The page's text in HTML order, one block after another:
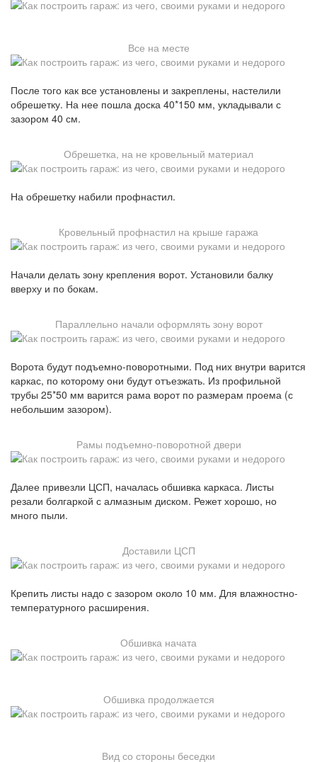
Все на месте
После того как все установлены и закреплены, настелили
обрешетку. На нее пошла доска 40*150 мм, укладывали с
зазором 40 см.
Обрешетка, на не кровельный материал
На обрешетку набили профнастил.
Кровельный профнастил на крыше гаража
Начали делать зону крепления ворот. Установили балку
вверху и по бокам.
Параллельно начали оформлять зону ворот
Ворота будут подъемно-поворотными. Под них внутри варится
каркас, по которому они будут отъезжать. Из профильной
трубы 25*50 мм варится рама ворот по размерам проема (с
небольшим зазором).
Рамы подъемно-поворотной двери
Далее привезли ЦСП, началась обшивка каркаса. Листы
резали болгаркой с алмазным диском. Режет хорошо, но
много пыли.
Доставили ЦСП
Крепить листы надо с зазором около 10 мм. Для влажностно-
температурного расширения.
Обшивка начата
Обшивка продолжается
Вид со стороны беседки